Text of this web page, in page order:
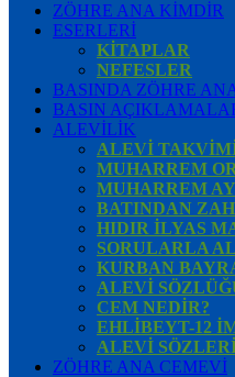
ZÖHRE ANA KİMDİR
ESERLERİ
KİTAPLAR
NEFESLER
BASINDA ZÖHRE
BASIN
ALEVİLİK
ALEVİ
MUHARREM
MUHARREM
BATINDAN
HIDIR İLYAS
SORULARLA
KURBAN
ALEVİ
CEM NEDİR?
EHLİBEYT-12
ALEVİ
ZÖHRE ANA CEMEVİ